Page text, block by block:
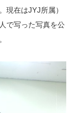
現在はJYJ所属）
で写った写真を公